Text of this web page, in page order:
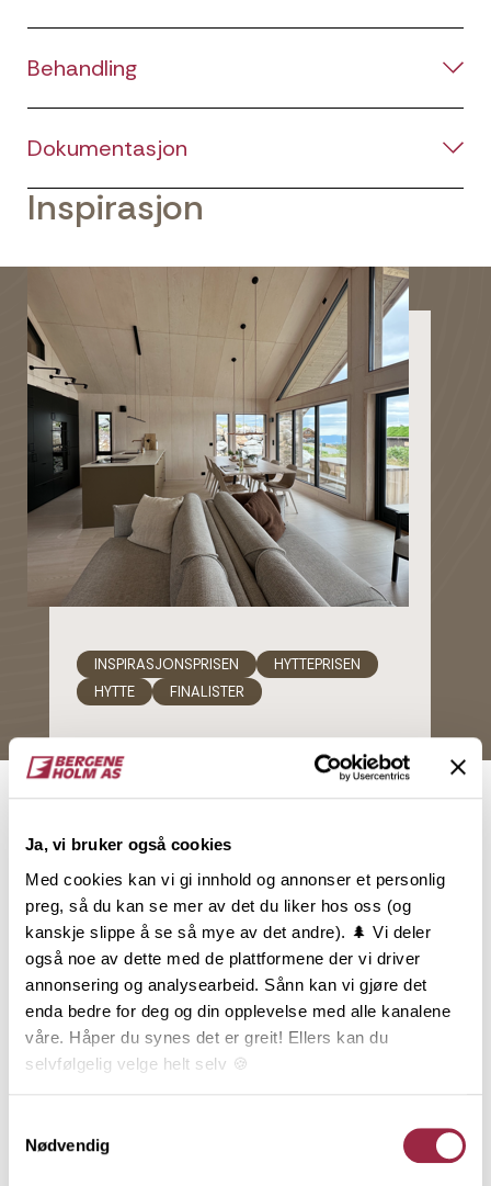
Ja, vi bruker også cookies
Med cookies kan vi gi innhold og annonser et personlig
preg, så du kan se mer av det du liker hos oss (og
kanskje slippe å se så mye av det andre). 🌲 Vi deler
også noe av dette med de plattformene der vi driver
annonsering og analysearbeid. Sånn kan vi gjøre det
enda bedre for deg og din opplevelse med alle kanalene
våre. Håper du synes det er greit! Ellers kan du
selvfølgelig velge helt selv 🍪
Nødvendig
Behandling
Dokumentasjon
Inspirasjon
INSPIRASJONSPRISEN
HYTTEPRISEN
HYTTE
FINALISTER
Finalister 2025
Hvert år kommer det inn mange
tre på hytta. Her presenterer vi alle ti
finalistene til Hytteprisen 2025.
Les mer
Relaterte produkter